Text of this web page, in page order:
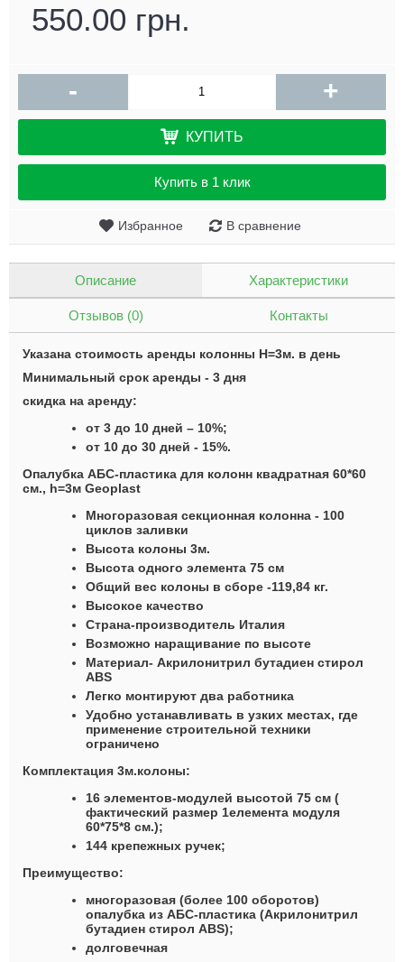
550.00 грн.
- +
КУПИТЬ
Купить в 1 клик
Избранное В сравнение
Описание Характеристики
Отзывов (0) Контакты
Указана стоимость аренды колонны Н=3м. в день
Минимальный срок аренды - 3 дня
скидка на аренду:
от 3 до 10 дней – 10%;
от 10 до 30 дней - 15%.
Опалубка АБС-пластика для колонн квадратная 60*60
см., h=3м Geoplast
Многоразовая секционная колонна - 100
циклов заливки
Высота колоны 3м.
Высота одного элемента 75 см
Общий вес колоны в сборе -119,84 кг.
Высокое качество
Страна-производитель Италия
Возможно наращивание по высоте
Материал- Акрилонитрил бутадиен стирол
ABS
Легко монтируют два работника
Удобно устанавливать в узких местах, где
применение строительной техники
ограничено
Комплектация 3м.колоны:
16 элементов-модулей высотой 75 см (
фактический размер 1елемента модуля
60*75*8 см.);
144 крепежных ручек;
Преимущество:
многоразовая (более 100 оборотов)
опалубка из АБС-пластика (Акрилонитрил
бутадиен стирол ABS);
долговечная